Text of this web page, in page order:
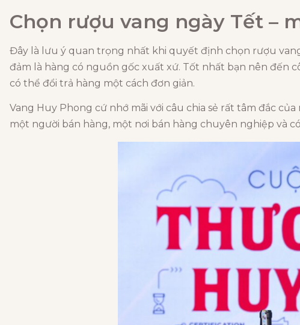
Chọn rượu vang ngày Tết –
Đây là lưu ý quan trọng nhất khi quyết định chọn rượu
đảm là hàng có nguồn gốc xuất xứ. Tốt nhất bạn nên đến
có thể đổi trả hàng một cách đơn giản.
Vang Huy Phong cứ nhớ mãi với câu chia sẻ rất tâm đắc
một người bán hàng, một nơi bán hàng chuyên nghiệp và có